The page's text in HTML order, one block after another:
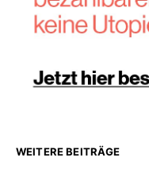
WEITERE BEITRÄGE